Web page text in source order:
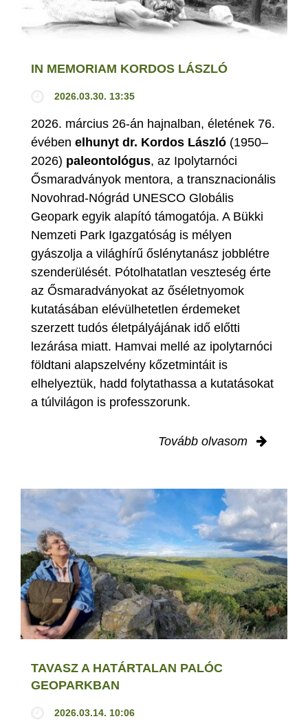
IN MEMORIAM KORDOS LÁSZLÓ
2026.03.30. 13:35
2026. március 26-án hajnalban, életének 76.
évében elhunyt dr. Kordos László (1950–
2026) paleontológus, az Ipolytarnóci
Ősmaradványok mentora, a transznacionális
Novohrad-Nógrád UNESCO Globális
Geopark egyik alapító támogatója. A Bükki
Nemzeti Park Igazgatóság is mélyen
gyászolja a világhírű őslénytanász jobblétre
szenderülését. Pótolhatatlan veszteség érte
az Ősmaradványokat az őséletnyomok
kutatásában elévülhetetlen érdemeket
szerzett tudós életpályájának idő előtti
lezárása miatt. Hamvai mellé az ipolytarnóci
földtani alapszelvény kőzetmintáit is
elhelyeztük, hadd folytathassa a kutatásokat
a túlvilágon is professzorunk.
Tovább olvasom
TAVASZ A HATÁRTALAN PALÓC
GEOPARKBAN
2026.03.14. 10:06